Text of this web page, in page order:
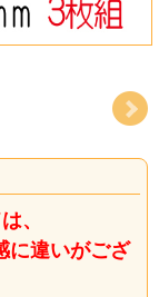
、
に違いがござ